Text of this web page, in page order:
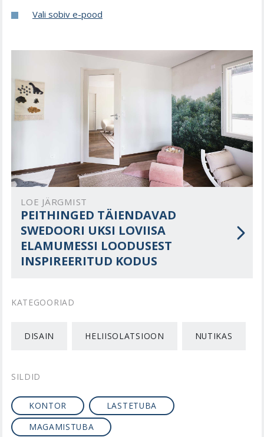
Vali sobiv e-pood
LOE JÄRGMIST
PEITHINGED TÄIENDAVAD
SWEDOORI UKSI LOVIISA
ELAMUMESSI LOODUSEST
INSPIREERITUD KODUS
KATEGOORIAD
DISAIN HELIISOLATSIOON NUTIKAS
SILDID
KONTOR
LASTETUBA
MAGAMISTUBA